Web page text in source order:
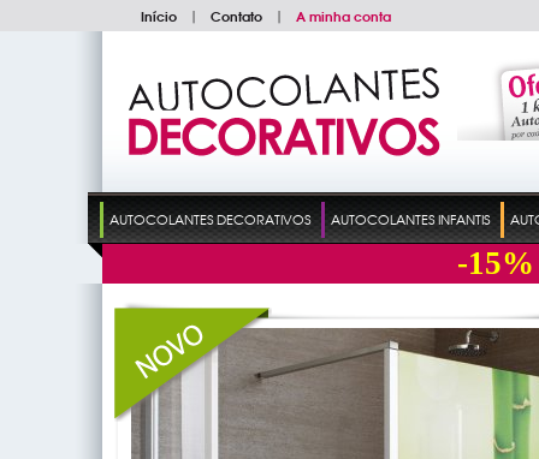
Início | Contato | A minha conta
AUTOCOLANTES DECORATIVOS AUTOCOLANTES INFANTIS
-15%